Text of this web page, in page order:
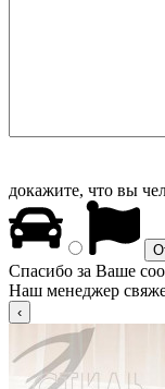
докажите, что вы
Спасибо за Ваше
Наш менеджер